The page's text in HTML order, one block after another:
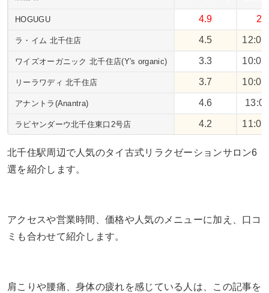
HOGUGU 4.9
ラ・イム 北千住店 4.5
ワイズオーガニック 北千住店(Y's organic) 3.3
リーラワディ 北千住店 3.7
アナントラ(Anantra) 4.6
ラビヤンダーウ北千住東口2号店 4.2
北千住駅周辺で人気のタイ古式リラクゼーションサロン6
選を紹介します。
アクセスや営業時間、価格や人気のメニューに加え、口コ
ミも合わせて紹介します。
肩こりや腰痛、身体の疲れを感じている人は、この記事を